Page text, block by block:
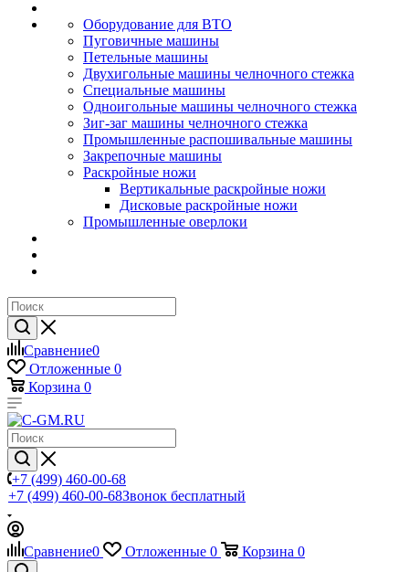
Оборудование для ВТО
Пуговичные машины
Петельные машины
Двухигольные машины челночного стежка
Специальные машины
Одноигольные машины челночного стежка
Зиг-заг машины челночного стежка
Промышленные распошивальные машины
Закрепочные машины
Раскройные ножи
Вертикальные раскройные ножи
Дисковые раскройные ножи
Промышленные оверлоки
Сравнение0
Отложенные 0
Корзина 0
+7 (499) 460-00-68
+7 (499) 460-00-68Звонок бесплатный
Сравнение0 Отложенные 0 Корзина 0